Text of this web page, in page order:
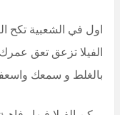
اول في الشعبية تكح
الفيلا تزعق تعق
بالغلط و سمعك